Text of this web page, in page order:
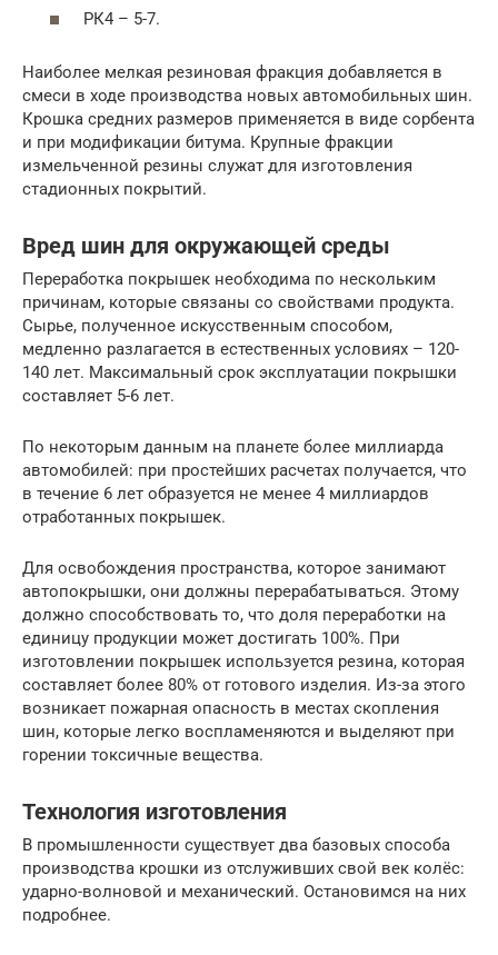
РК4 – 5-7.
Наиболее мелкая резиновая фракция добавляется в
смеси в ходе производства новых автомобильных шин.
Крошка средних размеров применяется в виде сорбента
и при модификации битума. Крупные фракции
измельченной резины служат для изготовления
стадионных покрытий.
Вред шин для окружающей среды
Переработка покрышек необходима по нескольким
причинам, которые связаны со свойствами продукта.
Сырье, полученное искусственным способом,
медленно разлагается в естественных условиях – 120-
140 лет. Максимальный срок эксплуатации покрышки
составляет 5-6 лет.
По некоторым данным на планете более миллиарда
автомобилей: при простейших расчетах получается, что
в течение 6 лет образуется не менее 4 миллиардов
отработанных покрышек.
Для освобождения пространства, которое занимают
автопокрышки, они должны перерабатываться. Этому
должно способствовать то, что доля переработки на
единицу продукции может достигать 100%. При
изготовлении покрышек используется резина, которая
составляет более 80% от готового изделия. Из-за этого
возникает пожарная опасность в местах скопления
шин, которые легко воспламеняются и выделяют при
горении токсичные вещества.
Технология изготовления
В промышленности существует два базовых способа
производства крошки из отслуживших свой век колёс:
ударно-волновой и механический. Остановимся на них
подробнее.